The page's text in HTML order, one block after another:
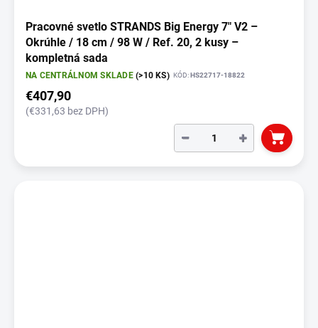
Pracovné svetlo STRANDS Big Energy 7" V2 –
Okrúhle / 18 cm / 98 W / Ref. 20, 2 kusy –
kompletná sada
NA CENTRÁLNOM SKLADE(>10 KS) KÓD:HS22717-18822
€407,90
(€331,63 bez DPH)
+
−